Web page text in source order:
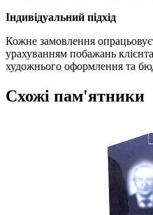
Індивідуальний підхід
Кожне замовлення
урахуванням побажань
художнього оформлення та
Схожі пам'ятники